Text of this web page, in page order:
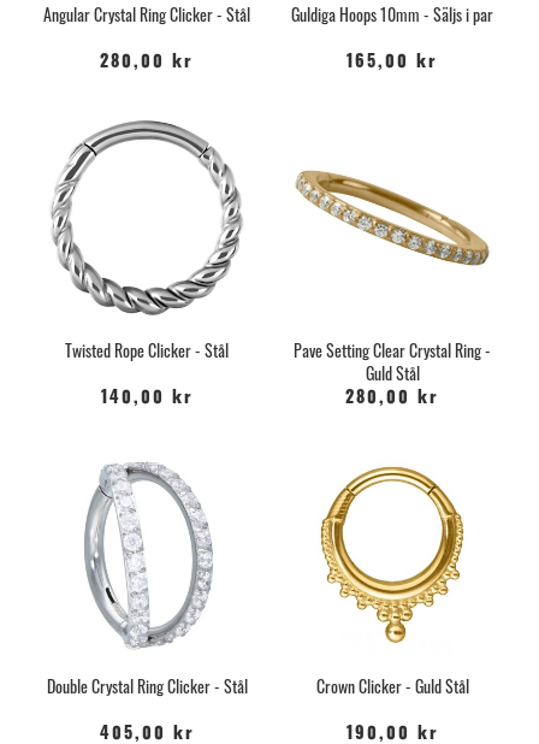
Angular Crystal Ring Clicker - Stål
280,00 kr
Guldiga Hoops 10mm - Säljs i par
165,00 kr
Twisted Rope Clicker - Stål
140,00 kr
Pave Setting Clear Crystal Ring -
Guld Stål
280,00 kr
Double Crystal Ring Clicker - Stål
405,00 kr
Crown Clicker - Guld Stål
190,00 kr